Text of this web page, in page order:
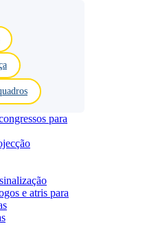
para
e atris para